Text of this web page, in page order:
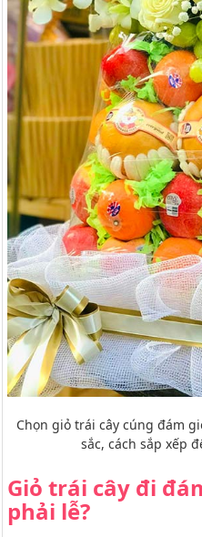
Chọn giỏ trái cây cúng đám
sắc, cách sắp xếp
Giỏ trái cây đi
phải lễ?